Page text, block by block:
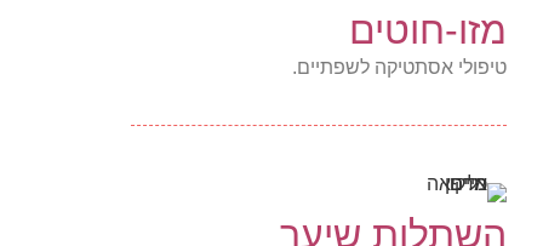
מזו-חוטים
טיפולי אסתטיקה לשפתיים.
השתלות שיער